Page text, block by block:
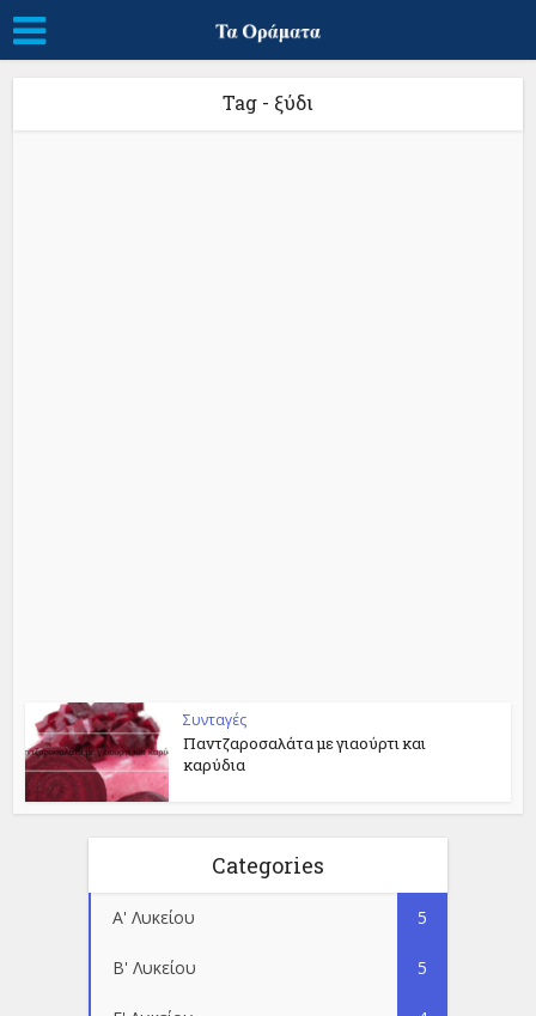
Tag - ξύδι
Συνταγές
Παντζαροσαλάτα με γιαούρτι και
καρύδια
Categories
Α' Λυκείου 5
Β' Λυκείου 5